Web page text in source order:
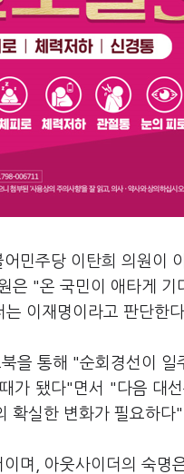
민주당 이탄희 의원이
은 "온 국민이 애타게
이재명이라고 판단한
을 통해 "순회경선이
가 됐다"면서 "다음 대
확실한 변화가 필요하다
며, 아웃사이더의 숙